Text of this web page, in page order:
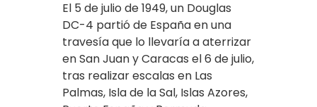
El 5 de julio de 1949, un Douglas
DC-4 partió de España en una
travesía que lo llevaría a aterrizar
en San Juan y Caracas el 6 de julio,
tras realizar escalas en Las
Palmas, Isla de la Sal, Islas Azores,